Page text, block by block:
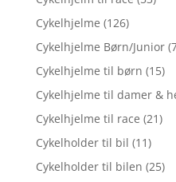
Cykelhjelme (126)
Cykelhjelme Børn/Junior
Cykelhjelme til børn (15)
Cykelhjelme til damer &
Cykelhjelme til race (21)
Cykelholder til bil (11)
Cykelholder til bilen (25)